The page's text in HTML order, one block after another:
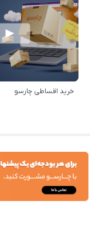
خرید اقساطی چارسو